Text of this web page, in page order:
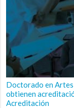
Doctorado en
obtienen
Acreditación